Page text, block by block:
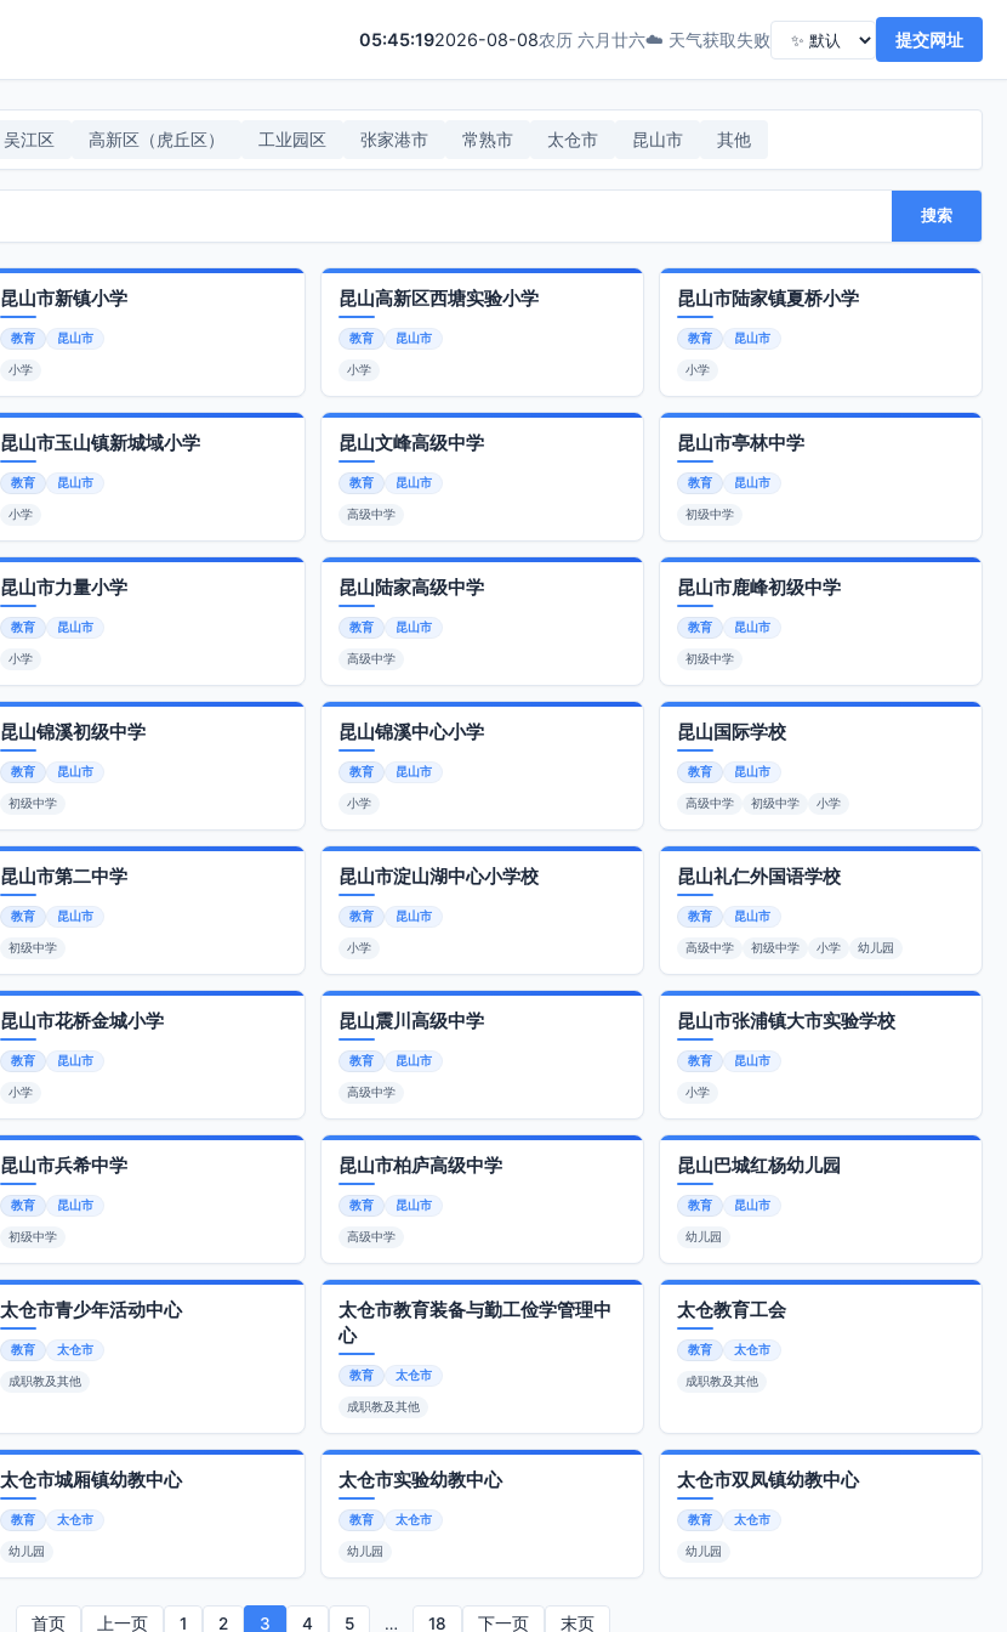
05:45:192026-08-08农历 六月廿六☁️ 天气获取失败 提交网址
吴江区 高新区（虎丘区） 工业园区 张家港市 常熟市 太仓市 昆山市 其他
搜索
昆山市新镇小学
教育 昆山市
小学
昆山高新区西塘实验小学
教育 昆山市
小学
昆山市陆家镇夏桥小学
教育 昆山市
小学
昆山市玉山镇新城域小学
教育 昆山市
小学
昆山文峰高级中学
教育 昆山市
高级中学
昆山市亭林中学
教育 昆山市
初级中学
昆山市力量小学
教育 昆山市
小学
昆山陆家高级中学
教育 昆山市
高级中学
昆山市鹿峰初级中学
教育 昆山市
初级中学
昆山锦溪初级中学
教育 昆山市
初级中学
昆山锦溪中心小学
教育 昆山市
小学
昆山国际学校
教育 昆山市
高级中学 初级中学 小学
昆山市第二中学
教育 昆山市
初级中学
昆山市淀山湖中心小学校
教育 昆山市
小学
昆山礼仁外国语学校
教育 昆山市
高级中学 初级中学 小学 幼儿园
昆山市花桥金城小学
教育 昆山市
小学
昆山震川高级中学
教育 昆山市
高级中学
昆山市张浦镇大市实验学校
教育 昆山市
小学
昆山市兵希中学
教育 昆山市
初级中学
昆山市柏庐高级中学
教育 昆山市
高级中学
昆山巴城红杨幼儿园
教育 昆山市
幼儿园
太仓市青少年活动中心
教育 太仓市
成职教及其他
太仓市教育装备与勤工俭学管理中
心
教育 太仓市
成职教及其他
太仓教育工会
教育 太仓市
成职教及其他
太仓市城厢镇幼教中心
教育 太仓市
幼儿园
太仓市实验幼教中心
教育 太仓市
幼儿园
太仓市双凤镇幼教中心
教育 太仓市
幼儿园
首页 上一页 1 2 3 4 5 … 18 下一页 末页